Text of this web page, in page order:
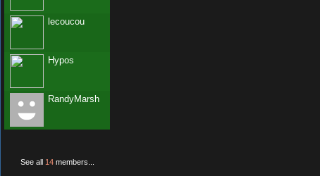
lecoucou
Hypos
RandyMarsh
See all 14members...